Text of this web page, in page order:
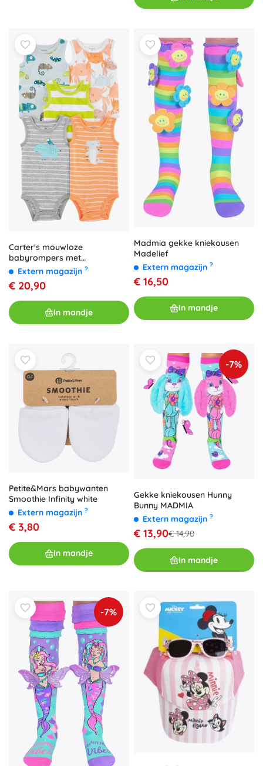
Carter's mouwloze
babyrompers met
Amerikaanse hals Stripes
Animals – set van 5 stuks voor
jongens
Extern magazijn ?
€ 20,90
In mandje
Madmia gekke kniekousen
Madelief
Extern magazijn ?
€ 16,50
In mandje
Petite&Mars babywanten
Smoothie Infinity white
Extern magazijn ?
€ 3,80
In mandje
-7%
Gekke kniekousen Hunny
Bunny MADMIA
Extern magazijn ?
€ 13,90€ 14,90
In mandje
-7%